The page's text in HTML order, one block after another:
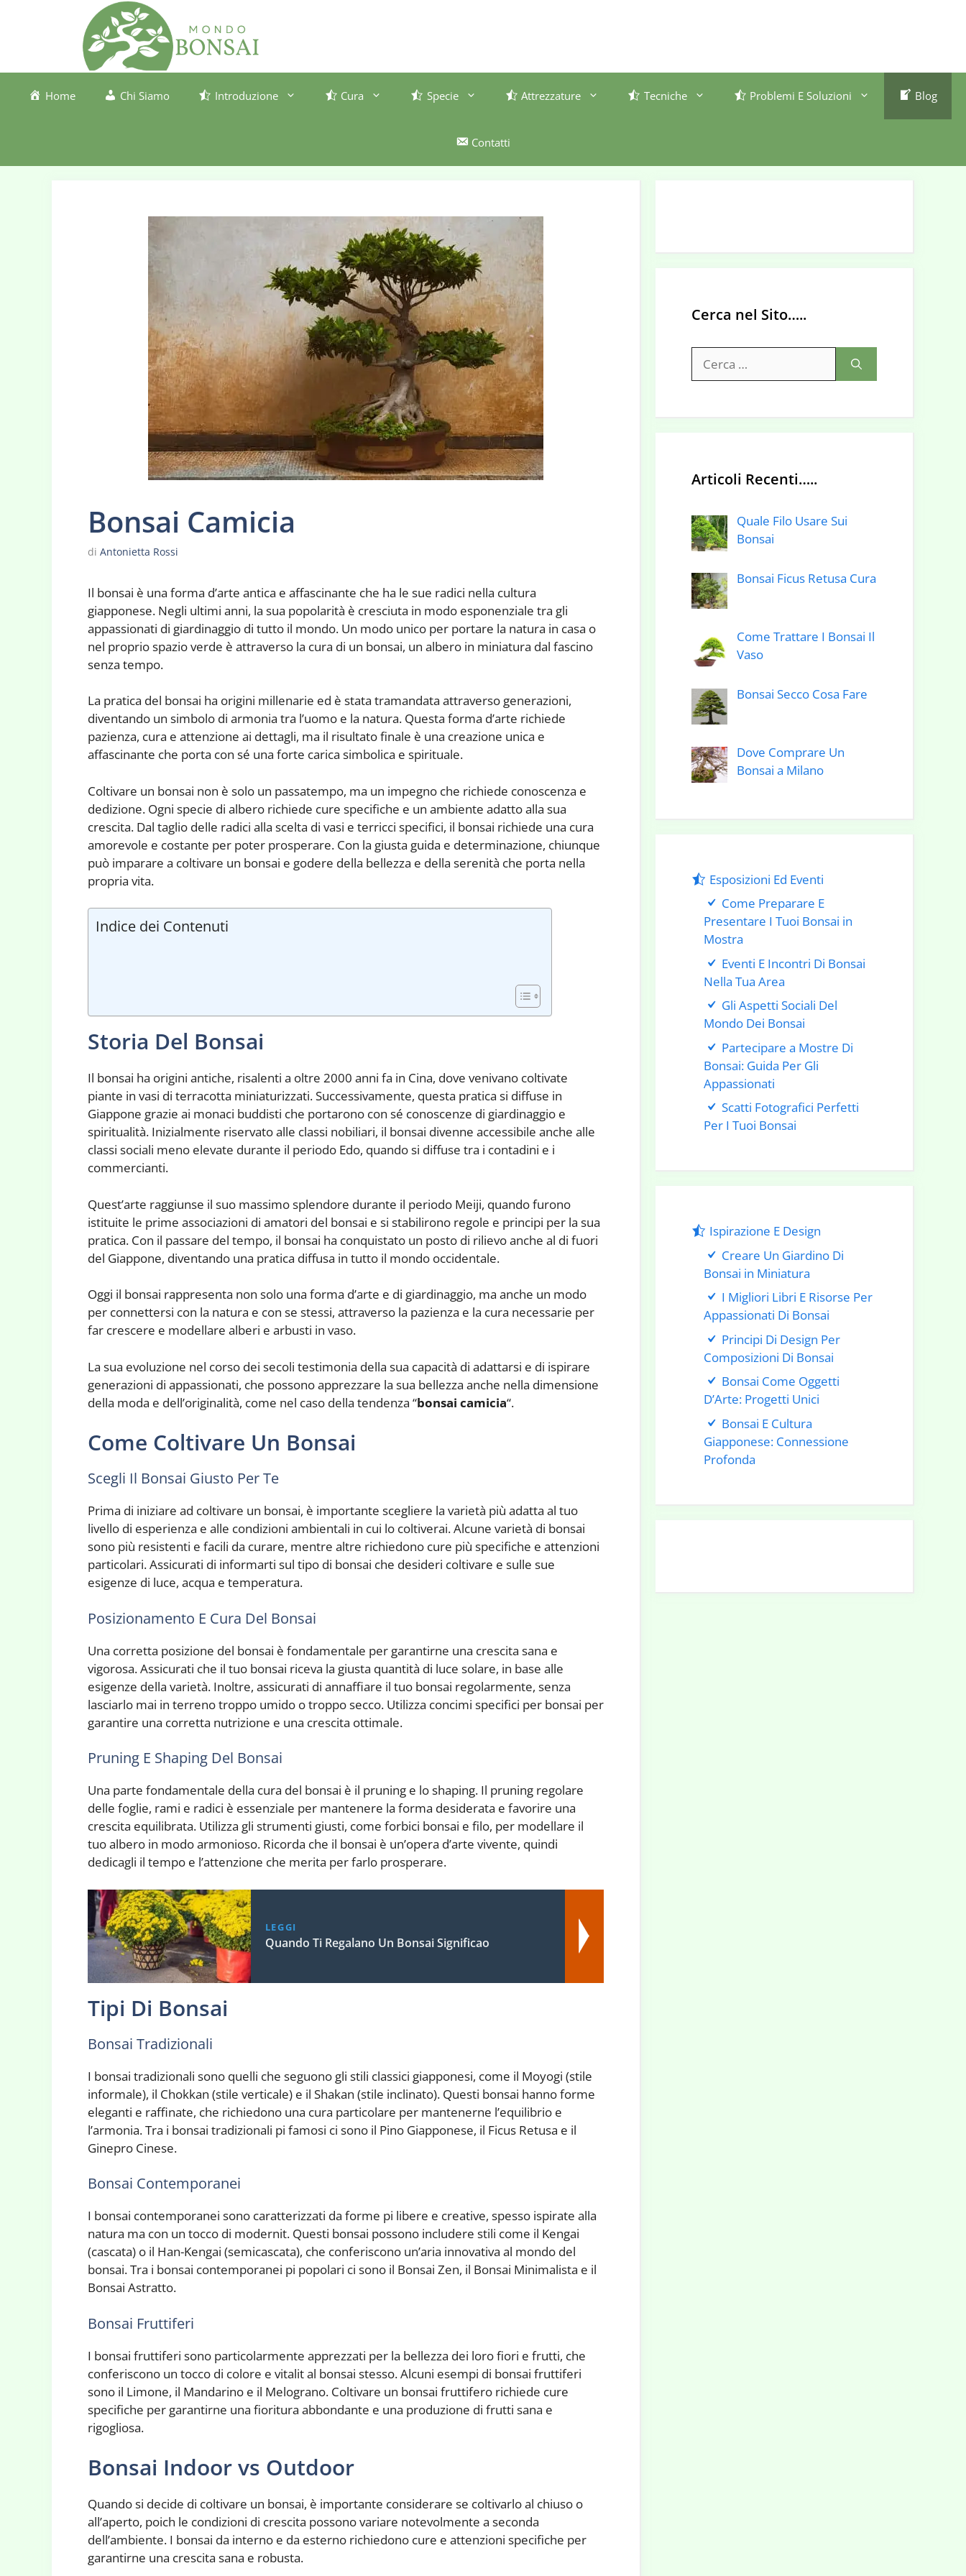
Home Chi Siamo Introduzione Cura Specie Attrezzature Tecniche Problemi E Soluzioni Blog
Contatti
Bonsai Camicia
di Antonietta Rossi
Il bonsai è una forma d’arte antica e affascinante che ha le sue radici nella cultura
giapponese. Negli ultimi anni, la sua popolarità è cresciuta in modo esponenziale tra gli
appassionati di giardinaggio di tutto il mondo. Un modo unico per portare la natura in casa o
nel proprio spazio verde è attraverso la cura di un bonsai, un albero in miniatura dal fascino
senza tempo.
La pratica del bonsai ha origini millenarie ed è stata tramandata attraverso generazioni,
diventando un simbolo di armonia tra l’uomo e la natura. Questa forma d’arte richiede
pazienza, cura e attenzione ai dettagli, ma il risultato finale è una creazione unica e
affascinante che porta con sé una forte carica simbolica e spirituale.
Coltivare un bonsai non è solo un passatempo, ma un impegno che richiede conoscenza e
dedizione. Ogni specie di albero richiede cure specifiche e un ambiente adatto alla sua
crescita. Dal taglio delle radici alla scelta di vasi e terricci specifici, il bonsai richiede una cura
amorevole e costante per poter prosperare. Con la giusta guida e determinazione, chiunque
può imparare a coltivare un bonsai e godere della bellezza e della serenità che porta nella
propria vita.
Indice dei Contenuti
Storia Del Bonsai
Il bonsai ha origini antiche, risalenti a oltre 2000 anni fa in Cina, dove venivano coltivate
piante in vasi di terracotta miniaturizzati. Successivamente, questa pratica si diffuse in
Giappone grazie ai monaci buddisti che portarono con sé conoscenze di giardinaggio e
spiritualità. Inizialmente riservato alle classi nobiliari, il bonsai divenne accessibile anche alle
classi sociali meno elevate durante il periodo Edo, quando si diffuse tra i contadini e i
commercianti.
Quest’arte raggiunse il suo massimo splendore durante il periodo Meiji, quando furono
istituite le prime associazioni di amatori del bonsai e si stabilirono regole e principi per la sua
pratica. Con il passare del tempo, il bonsai ha conquistato un posto di rilievo anche al di fuori
del Giappone, diventando una pratica diffusa in tutto il mondo occidentale.
Oggi il bonsai rappresenta non solo una forma d’arte e di giardinaggio, ma anche un modo
per connettersi con la natura e con se stessi, attraverso la pazienza e la cura necessarie per
far crescere e modellare alberi e arbusti in vaso.
La sua evoluzione nel corso dei secoli testimonia della sua capacità di adattarsi e di ispirare
generazioni di appassionati, che possono apprezzare la sua bellezza anche nella dimensione
della moda e dell’originalità, come nel caso della tendenza “bonsai camicia“.
Come Coltivare Un Bonsai
Scegli Il Bonsai Giusto Per Te
Prima di iniziare ad coltivare un bonsai, è importante scegliere la varietà più adatta al tuo
livello di esperienza e alle condizioni ambientali in cui lo coltiverai. Alcune varietà di bonsai
sono più resistenti e facili da curare, mentre altre richiedono cure più specifiche e attenzioni
particolari. Assicurati di informarti sul tipo di bonsai che desideri coltivare e sulle sue
esigenze di luce, acqua e temperatura.
Posizionamento E Cura Del Bonsai
Una corretta posizione del bonsai è fondamentale per garantirne una crescita sana e
vigorosa. Assicurati che il tuo bonsai riceva la giusta quantità di luce solare, in base alle
esigenze della varietà. Inoltre, assicurati di annaffiare il tuo bonsai regolarmente, senza
lasciarlo mai in terreno troppo umido o troppo secco. Utilizza concimi specifici per bonsai per
garantire una corretta nutrizione e una crescita ottimale.
Pruning E Shaping Del Bonsai
Una parte fondamentale della cura del bonsai è il pruning e lo shaping. Il pruning regolare
delle foglie, rami e radici è essenziale per mantenere la forma desiderata e favorire una
crescita equilibrata. Utilizza gli strumenti giusti, come forbici bonsai e filo, per modellare il
tuo albero in modo armonioso. Ricorda che il bonsai è un’opera d’arte vivente, quindi
dedicagli il tempo e l’attenzione che merita per farlo prosperare.
LEGGI
Quando Ti Regalano Un Bonsai Significao
Tipi Di Bonsai
Bonsai Tradizionali
I bonsai tradizionali sono quelli che seguono gli stili classici giapponesi, come il Moyogi (stile
informale), il Chokkan (stile verticale) e il Shakan (stile inclinato). Questi bonsai hanno forme
eleganti e raffinate, che richiedono una cura particolare per mantenerne l’equilibrio e
l’armonia. Tra i bonsai tradizionali pi famosi ci sono il Pino Giapponese, il Ficus Retusa e il
Ginepro Cinese.
Bonsai Contemporanei
I bonsai contemporanei sono caratterizzati da forme pi libere e creative, spesso ispirate alla
natura ma con un tocco di modernit. Questi bonsai possono includere stili come il Kengai
(cascata) o il Han-Kengai (semicascata), che conferiscono un’aria innovativa al mondo del
bonsai. Tra i bonsai contemporanei pi popolari ci sono il Bonsai Zen, il Bonsai Minimalista e il
Bonsai Astratto.
Bonsai Fruttiferi
I bonsai fruttiferi sono particolarmente apprezzati per la bellezza dei loro fiori e frutti, che
conferiscono un tocco di colore e vitalit al bonsai stesso. Alcuni esempi di bonsai fruttiferi
sono il Limone, il Mandarino e il Melograno. Coltivare un bonsai fruttifero richiede cure
specifiche per garantirne una fioritura abbondante e una produzione di frutti sana e
rigogliosa.
Bonsai Indoor vs Outdoor
Quando si decide di coltivare un bonsai, è importante considerare se coltivarlo al chiuso o
all’aperto, poich le condizioni di crescita possono variare notevolmente a seconda
dell’ambiente. I bonsai da interno e da esterno richiedono cure e attenzioni specifiche per
garantirne una crescita sana e robusta.
Cerca nel Sito…..
per:
Articoli Recenti…..
Quale Filo Usare Sui
Bonsai
Bonsai Ficus Retusa Cura
Come Trattare I Bonsai Il
Vaso
Bonsai Secco Cosa Fare
Dove Comprare Un
Bonsai a Milano
Esposizioni Ed Eventi
Come Preparare E
Presentare I Tuoi Bonsai in
Mostra
Eventi E Incontri Di Bonsai
Nella Tua Area
Gli Aspetti Sociali Del
Mondo Dei Bonsai
Partecipare a Mostre Di
Bonsai: Guida Per Gli
Appassionati
Scatti Fotografici Perfetti
Per I Tuoi Bonsai
Ispirazione E Design
Creare Un Giardino Di
Bonsai in Miniatura
I Migliori Libri E Risorse Per
Appassionati Di Bonsai
Principi Di Design Per
Composizioni Di Bonsai
Bonsai Come Oggetti
D’Arte: Progetti Unici
Bonsai E Cultura
Giapponese: Connessione
Profonda